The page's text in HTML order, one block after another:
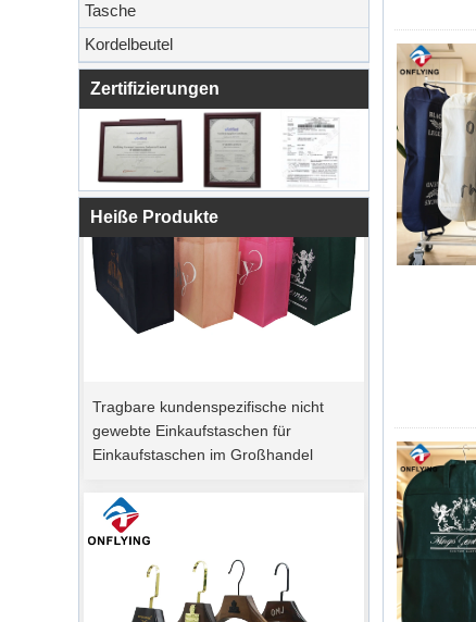
Tasche
Kordelbeutel
Zertifizierungen
Heiße Produkte
Einkaufstaschen im Großhandel